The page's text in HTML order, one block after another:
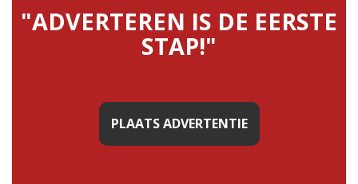
"ADVERTEREN IS DE EERSTE
STAP!"
PLAATS ADVERTENTIE